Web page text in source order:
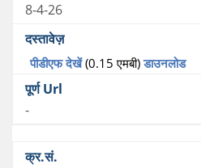
8-4-26
पीडीएफ देखें(0.15 एमबी)डाउनलोड
-